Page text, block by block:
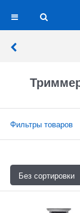
Фильтры товаров